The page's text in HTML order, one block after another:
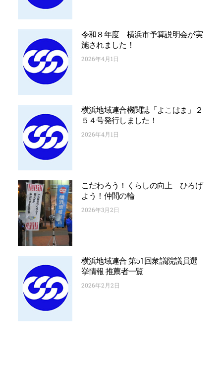
令和８年度 横浜市予算説明会が実
施されました！
2026年4月1日
横浜地域連合機関誌「よこはま」２
５４号発行しました！
2026年4月1日
こだわろう！くらしの向上 ひろげ
よう！仲間の輪
2026年3月2日
横浜地域連合 第51回衆議院議員選
挙情報 推薦者一覧
2026年2月2日